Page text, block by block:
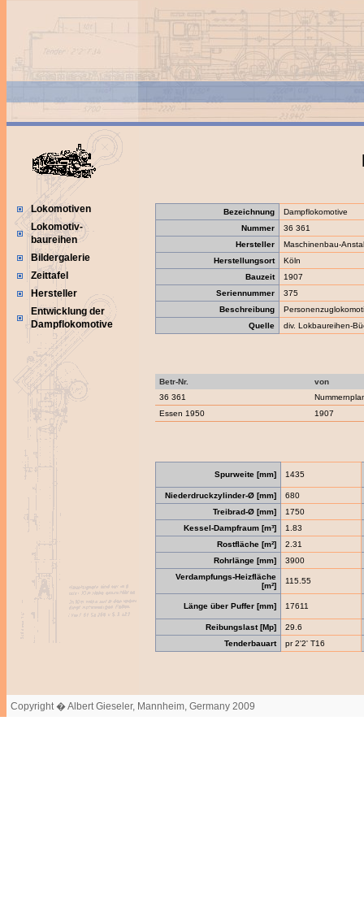
Lokomotiven
Lokomotiv-
baureihen
Bildergalerie
Zeittafel
Hersteller
Entwicklung der
Dampflokomotive
Bezeichnung
Dampflokomotive
Nummer
36 361
Hersteller
Maschinenbau-
Herstellungsort
Köln
Bauzeit
1907
Seriennummer
375
Beschreibung
Quelle
div. Lokbaureihen-
Betr-Nr.
von
36 361
Essen 1950
1907
Spurweite [mm] 1435
Niederdruckzylinder-Ø [mm]
680
Treibrad-Ø [mm]
1750
Kessel-Dampfraum [m³]
1.83
Rostfläche [m²]
2.31
Rohrlänge [mm]
3900
Verdampfungs-Heizfläche
[m²]
115.55
Länge über Puffer [mm] 17611
Reibungslast [Mp]
29.6
Tenderbauart
pr 2'2' T16
Copyright � Albert Gieseler, Mannheim, Germany 2009